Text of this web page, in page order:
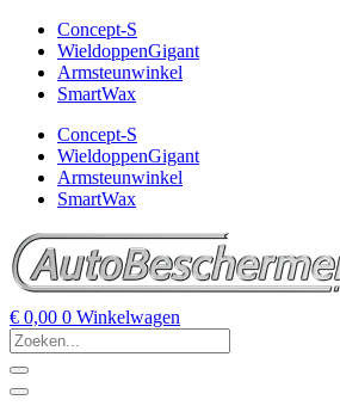
Concept-S
WieldoppenGigant
Armsteunwinkel
SmartWax
Concept-S
WieldoppenGigant
Armsteunwinkel
SmartWax
€ 0,00 0 Winkelwagen